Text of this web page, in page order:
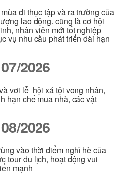
đi thực tập và ra trường của
lao động. cũng là cơ hội
nhân viên mới tốt nghiệp
vụ nhu cầu phát triển dài hạn
2026
vơi lễ hội xá tội vong nhân,
hạn chế mua nhà, các vật
2026
vào thời điểm nghỉ hè của
tour du lịch, hoạt động vui
mạnh